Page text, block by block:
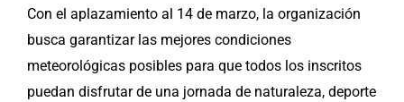
Con el aplazamiento al 14 de marzo, la organización
busca garantizar las mejores condiciones
meteorológicas posibles para que todos los inscritos
puedan disfrutar de una jornada de naturaleza, deporte